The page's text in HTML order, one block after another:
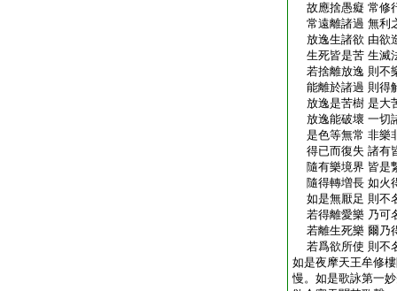
故應捨愚癡 常修
常遠離諸過 無利
放逸生諸欲 由欲
生死皆是苦 生滅
若捨離放逸 則不
能離於諸過 則得
放逸是苦樹 是大
放逸能破壞 一切
是色等無常 非樂
得已而復失 諸有
隨有樂境界 皆是
隨得轉増長 如火
如是無厭足 則不
若得離愛樂 乃可
若離生死樂 爾乃
若爲欲所使 則不
如是夜摩天王牟修
慢。如是歌詠第一